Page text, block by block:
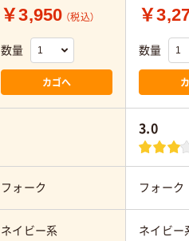
￥3,950 （税込）
数量
カゴへ
￥
数量
3.0
フォーク フォーク
ネイビー系 ネイビー